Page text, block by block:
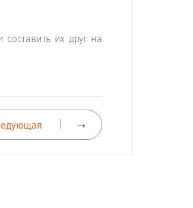
их друг на
→